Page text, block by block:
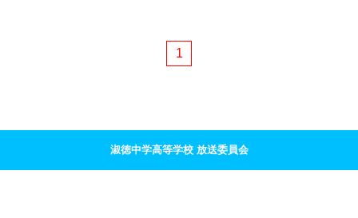
1
淑徳中学高等学校 放送委員会